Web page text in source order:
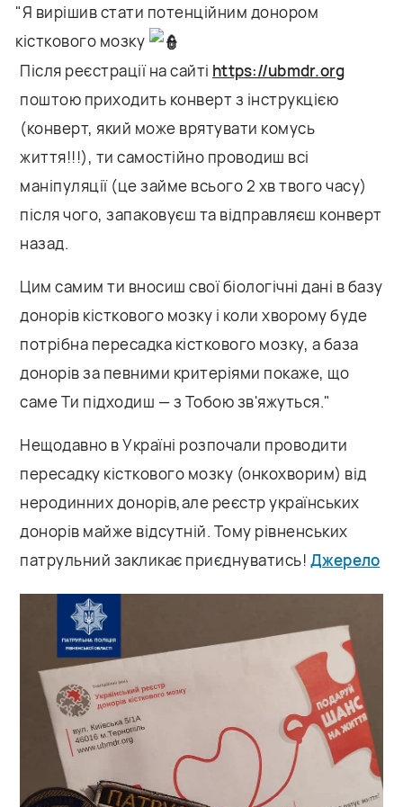
"Я вирішив стати потенційним донором
кісткового мозку
Після реєстрації на сайті https://ubmdr.org
поштою приходить конверт з інструкцією
(конверт, який може врятувати комусь
життя!!!), ти самостійно проводиш всі
маніпуляції (це займе всього 2 хв твого часу)
після чого, запаковуєш та відправляєш конверт
назад.
Цим самим ти вносиш свої біологічні дані в базу
донорів кісткового мозку і коли хворому буде
потрібна пересадка кісткового мозку, а база
донорів за певними критеріями покаже, що
саме Ти підходиш — з Тобою зв'яжуться."
Нещодавно в Україні розпочали проводити
пересадку кісткового мозку (онкохворим) від
неродинних донорів,але реєстр українських
донорів майже відсутній. Тому рівненських
патрульний закликає приєднуватись! Джерело